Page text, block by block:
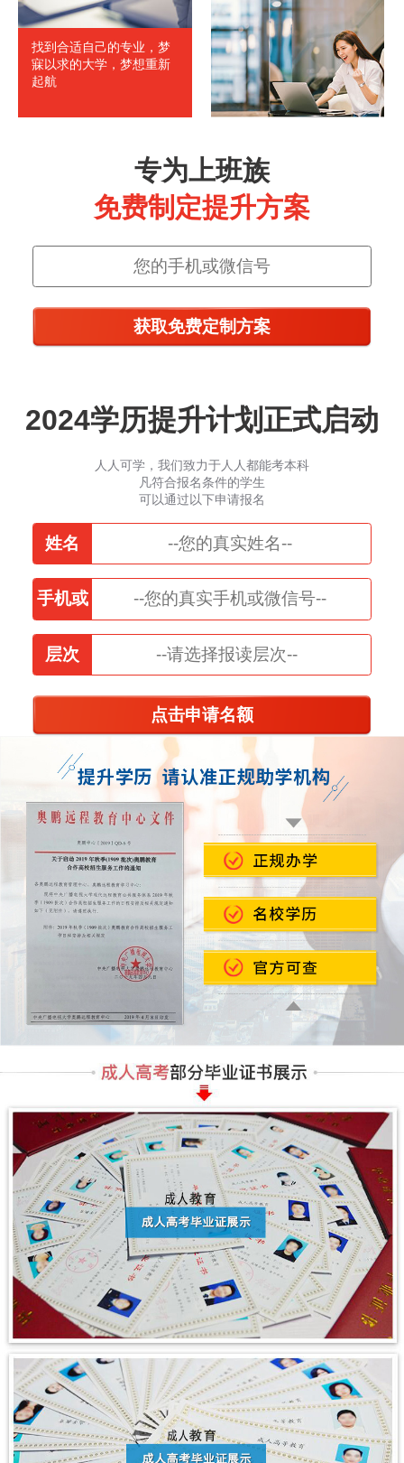
找到合适自己的专业，梦
寐以求的大学，梦想重新
起航
专为上班族
免费制定提升方案
2024学历提升计划正式启动
人人可学，我们致力于人人都能考本科
凡符合报名条件的学生
可以通过以下申请报名
姓名
手机或
微信
层次